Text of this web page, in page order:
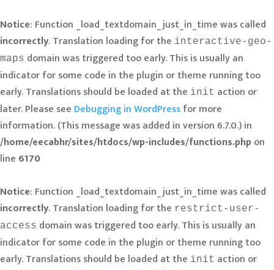
Notice: Function _load_textdomain_just_in_time was called
incorrectly. Translation loading for the interactive-geo-
maps domain was triggered too early. This is usually an
indicator for some code in the plugin or theme running too
early. Translations should be loaded at the init action or
later. Please see Debugging in WordPressfor more
information. (This message was added in version 6.7.0.) in
/home/eecabhr/sites/htdocs/wp-includes/functions.php on
line 6170
Notice: Function _load_textdomain_just_in_time was called
incorrectly. Translation loading for the restrict-user-
access domain was triggered too early. This is usually an
indicator for some code in the plugin or theme running too
early. Translations should be loaded at the init action or